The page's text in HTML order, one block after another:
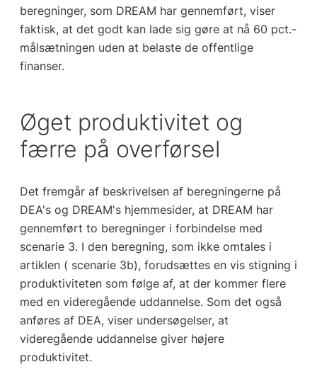
beregninger, som DREAM har gennemført, viser
faktisk, at det godt kan lade sig gøre at nå 60 pct.-
målsætningen uden at belaste de offentlige
finanser.
Øget produktivitet og
færre på overførsel
Det fremgår af beskrivelsen af beregningerne på
DEA's og DREAM's hjemmesider, at DREAM har
gennemført to beregninger i forbindelse med
scenarie 3. I den beregning, som ikke omtales i
artiklen ( scenarie 3b), forudsættes en vis stigning i
produktiviteten som følge af, at der kommer flere
med en videregående uddannelse. Som det også
anføres af DEA, viser undersøgelser, at
videregående uddannelse giver højere
produktivitet.